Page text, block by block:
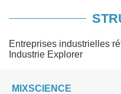
Entreprises industrielles
Industrie Explorer
MIXSCIENCE